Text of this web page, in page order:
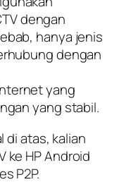
dengan
hanya jenis
dengan
yang
yang stabil.
di atas, kalian
ke HP Android
P2P.